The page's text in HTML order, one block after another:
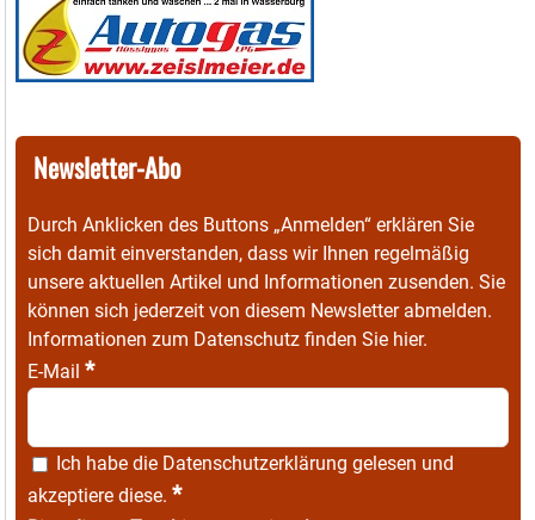
Newsletter-Abo
Durch Anklicken des Buttons „Anmelden“ erklären Sie
sich damit einverstanden, dass wir Ihnen regelmäßig
unsere aktuellen Artikel und Informationen zusenden. Sie
können sich jederzeit von diesem Newsletter abmelden.
Informationen zum Datenschutz finden Sie hier.
E-Mail *
Ich habe die Datenschutzerklärung gelesen und
akzeptiere diese. *